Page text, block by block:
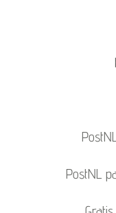
PostNL